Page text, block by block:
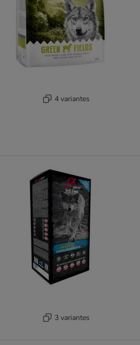
4 variantes
3 variantes